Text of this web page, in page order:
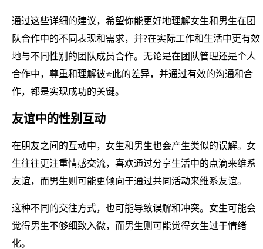
通过这些详细的建议，希望你能更好地理解女生和男生在团
队合作中的不同表现和需求，并?在实际工作和生活中更有效
地与不同性别的团队成员合作。无论是在团队管理还是个人
合作中，尊重和理解彼⭐此的差异，并通过有效的沟通和合
作，都是实现成功的关键。
友谊中的性别互动
在朋友之间的互动中，女生和男生也会产生类似的误解。女
生往往更注重情感交流，喜欢通过分享生活中的点滴来维系
友谊，而男生则可能更倾向于通过共同活动来维系友谊。
这种不同的交往方式，也可能导致误解和冲突。女生可能会
觉得男生不够细致入微，而男生则可能觉得女生过于情绪
化。